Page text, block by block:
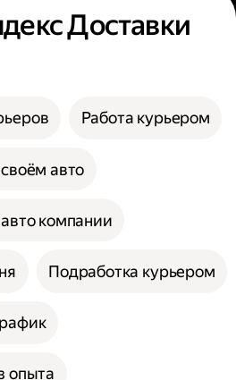
Доставки
Работа курьером
авто
компании
Подработка курьером
опыта